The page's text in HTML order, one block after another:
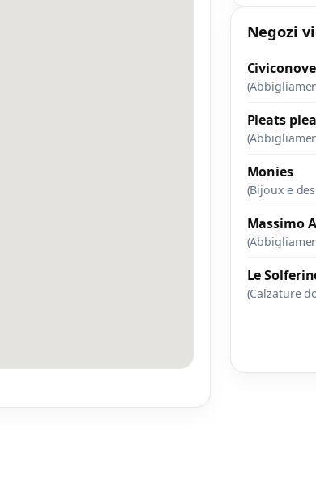
Negozi
Civiconove
Pleats
Monies
(Bijoux e
Massimo
Le
(Calzature